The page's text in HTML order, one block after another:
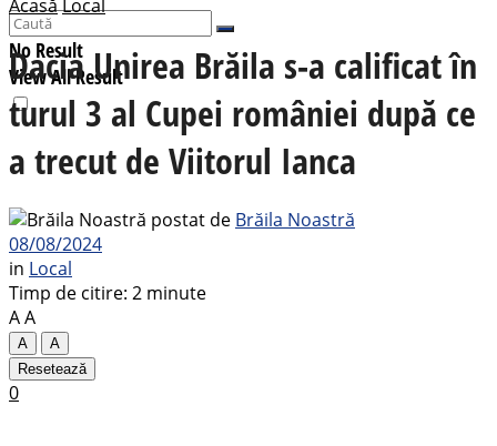
No Result
View All Result
AcasăLocal
Dacia Unirea Brăila s-a calificat în
turul 3 al Cupei româniei după ce
a trecut de Viitorul Ianca
postat de Brăila Noastră
08/08/2024
in Local
Timp de citire: 2 minute
AA
A
A
Resetează
0